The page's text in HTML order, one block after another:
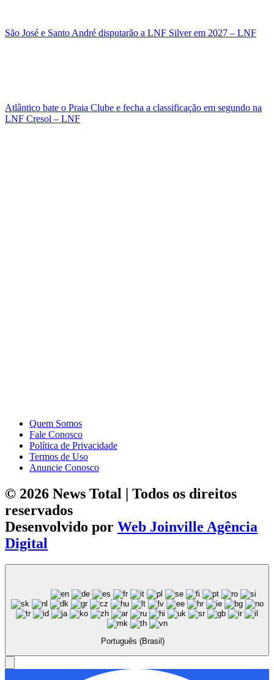
São José e Santo André disputarão a LNF Silver em 2027 – LNF
Atlântico bate o Praia Clube e fecha a classificação em segundo na
LNF Cresol – LNF
Quem Somos
Fale Conosco
Política de Privacidade
Termos de Uso
Anuncie Conosco
© 2026 News Total | Todos os direitos
reservados
Desenvolvido por Web Joinville Agência
Digital
Português (Brasil)